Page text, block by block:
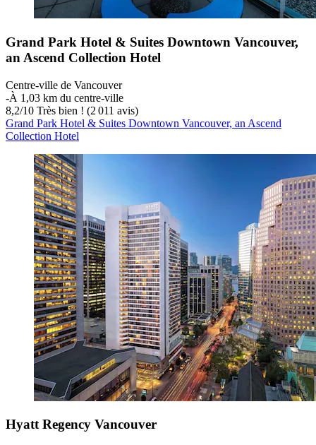
Grand Park Hotel & Suites Downtown Vancouver,
an Ascend Collection Hotel
Centre-ville de Vancouver
‐À 1,03 km du centre-ville
8,2/10 Très bien ! (2 011 avis)
Grand Park Hotel & Suites Downtown Vancouver, an Ascend
Collection Hotel
Hyatt Regency Vancouver